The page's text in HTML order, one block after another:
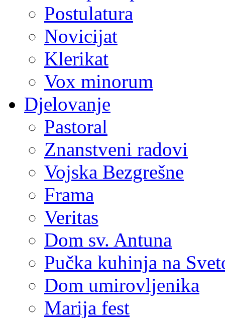
Postulatura
Novicijat
Klerikat
Vox minorum
Djelovanje
Pastoral
Znanstveni radovi
Vojska Bezgrešne
Frama
Veritas
Dom sv. Antuna
Pučka kuhinja na
Dom umirovljenika
Marija fest